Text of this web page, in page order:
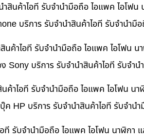
สินค้าไอที รับจำนำมือถือ ไอแพค ไอโฟ
บริการ รับจำนำสินค้าไอที รับจำนำมื
ค้าไอที รับจำนำมือถือ ไอแพค ไอโฟน
Sony บริการ รับจำนำสินค้าไอที รับจำ
ค้าไอที รับจำนำมือถือ ไอแพค ไอโฟน น
HP บริการ รับจำนำสินค้าไอที รับจำน
ที รับจำนำมือถือ ไอแพค ไอโฟน นาฬิกา